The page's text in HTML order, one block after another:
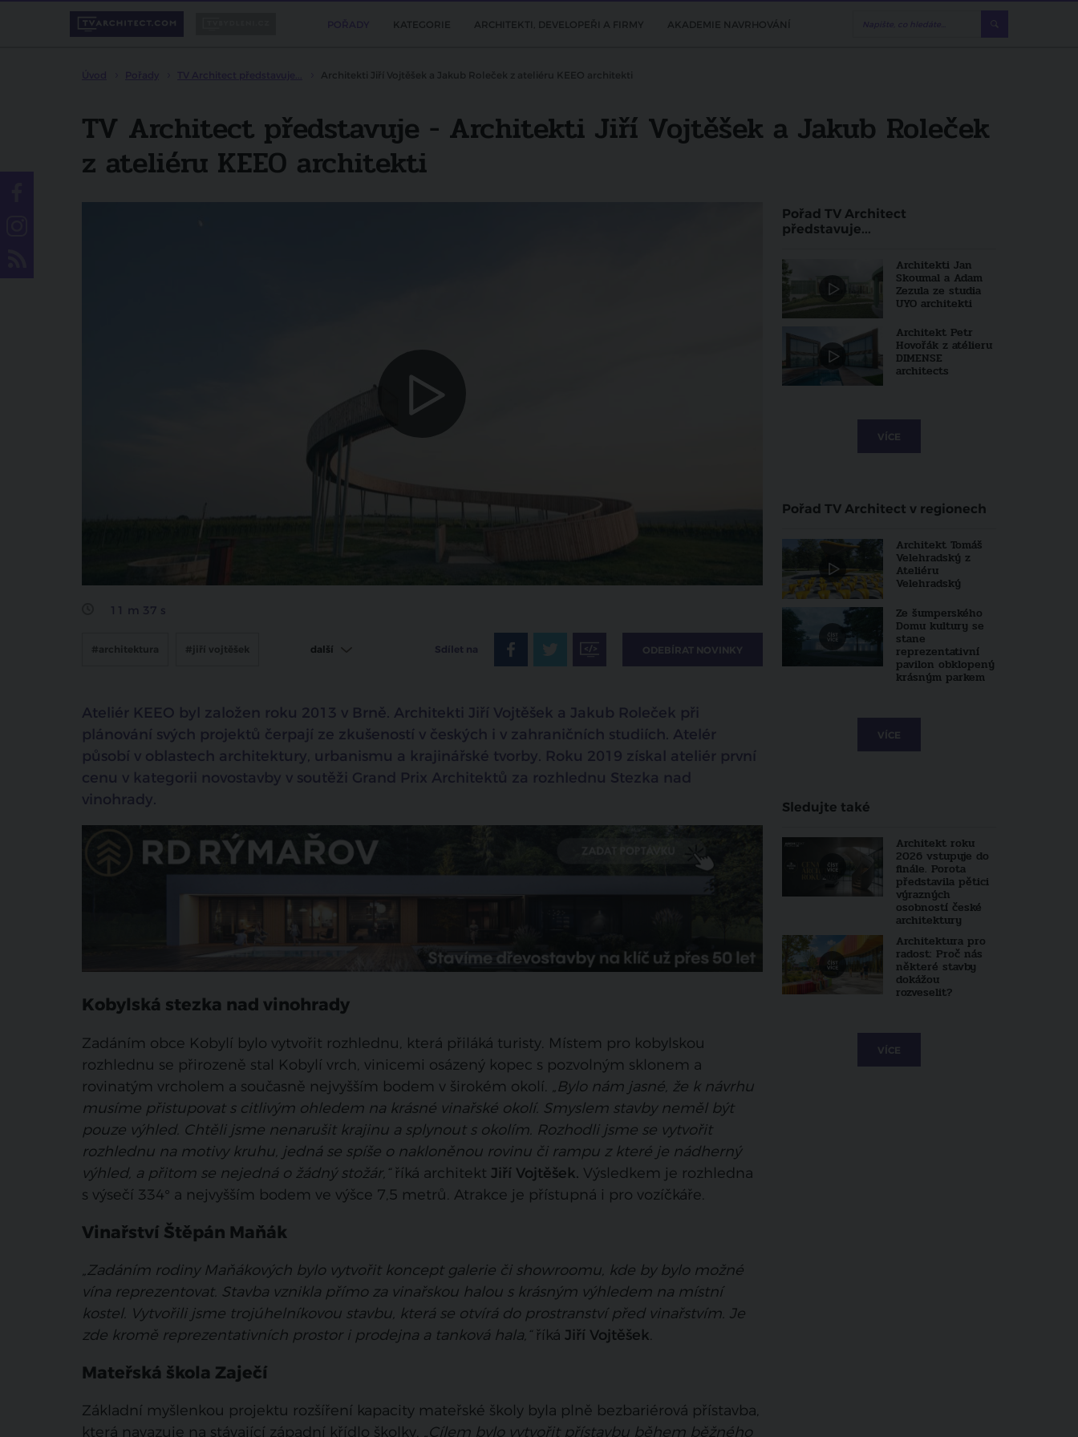
KATEGORIE ARCHITEKTI, DEVELOPEŘI A FIRMY AKADEMIE NAVRHOVÁNÍ
Architekti Jiří Vojtěšek a Jakub Roleček z ateliéru KEEO architekti
TV Architect představuje - Architekti Jiří Vojtěšek a Jakub Roleček
z ateliéru KEEO architekti
11 m 37 s
#architektura #jiří vojtěšek další Sdílet na ODEBÍRAT NOVINKY
Ateliér KEEO byl založen roku 2013 v Brně. Architekti Jiří Vojtěšek a Jakub Roleček při
plánování svých projektů čerpají ze zkušeností v českých i v zahraničních studiích. Atelér
působí v oblastech architektury, urbanismu a krajinářské tvorby. Roku 2019 získal ateliér první
cenu v kategorii novostavby v soutěži Grand Prix Architektů za rozhlednu Stezka nad
vinohrady.
Kobylská stezka nad vinohrady
Zadáním obce Kobylí bylo vytvořit rozhlednu, která přiláká turisty. Místem pro kobylskou
rozhlednu se přirozeně stal Kobylí vrch, vinicemi osázený kopec s pozvolným sklonem a
rovinatým vrcholem a současně nejvyšším bodem v širokém okolí. „Bylo nám jasné, že k návrhu
musíme přistupovat s citlivým ohledem na krásné vinařské okolí. Smyslem stavby neměl být
pouze výhled. Chtěli jsme nenarušit krajinu a splynout s okolím. Rozhodli jsme se vytvořit
rozhlednu na motivy kruhu, jedná se spíše o nakloněnou rovinu či rampu z které je nádherný
výhled, a přitom se nejedná o žádný stožár,“říká architekt Jiří Vojtěšek. Výsledkem je rozhledna
s výsečí 334° a nejvyšším bodem ve výšce 7,5 metrů. Atrakce je přístupná i pro vozíčkáře.
Vinařství Štěpán Maňák
„Zadáním rodiny Maňákových bylo vytvořit koncept galerie či showroomu, kde by bylo možné
vína reprezentovat. Stavba vznikla přímo za vinařskou halou s krásným výhledem na místní
kostel. Vytvořili jsme trojúhelníkovou stavbu, která se otvírá do prostranství před vinařstvím. Je
zde kromě reprezentativních prostor i prodejna a tanková hala,“říká Jiří Vojtěšek.
Mateřská škola Zaječí
Základní myšlenkou projektu rozšíření kapacity mateřské školy byla plně bezbariérová přístavba,
která navazuje na stávající západní křídlo školky. „Cílem bylo vytvořit přístavbu během běžného
Pořad TV Architect
představuje...
Architekti Jan
Skoumal a Adam
Zezula ze studia
UYO architekti
Architekt Petr
Hovořák z atélieru
DIMENSE
architects
VÍCE
Pořad TV Architect v regionech
Architekt Tomáš
Velehradský z
Ateliéru
Velehradský
Ze šumperského
Domu kultury se
stane
reprezentativní
pavilon obklopený
krásným parkem
VÍCE
Sledujte také
Architekt roku
2026 vstupuje do
finále. Porota
představila pětici
výrazných
osobností české
architektury
Architektura pro
radost: Proč nás
některé stavby
dokážou
rozveselit?
VÍCE